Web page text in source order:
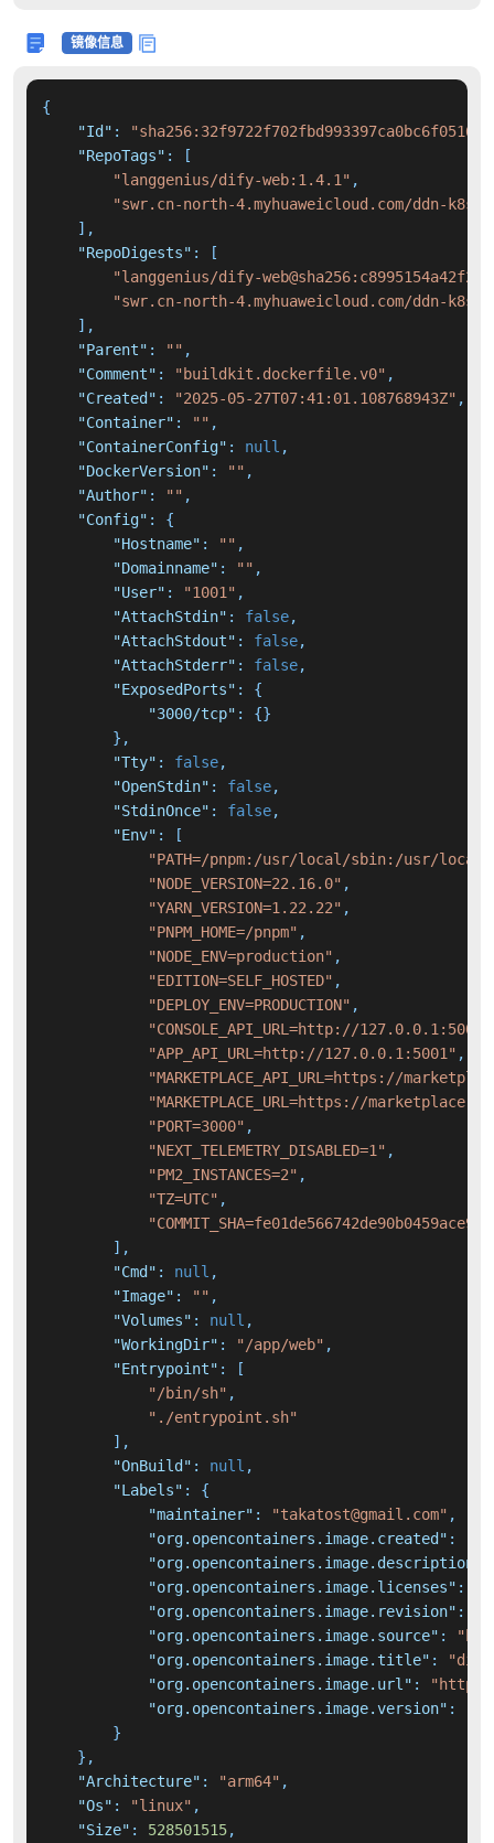
镜像信息
{
"Id" :
"RepoTags" :
[
"langgenius/dify-web:1.4.1" ,
"swr.cn-north-4.myhuaweicloud.com/ddn-
] ,
"RepoDigests" :
[
"langgenius/dify-
"swr.cn-north-4.myhuaweicloud.com/ddn-k8s/
] ,
"Parent" : "" ,
"Comment" : "buildkit.dockerfile.v0" ,
"Created" : "2025-05-27T07:41:01.108768943Z" ,
"Container" : "" ,
"ContainerConfig" : null ,
"DockerVersion" : "" ,
"Author" : "" ,
"Config" :
{
"Hostname" : "" ,
"Domainname" : "" ,
"User" : "1001" ,
"AttachStdin" : false,
"AttachStdout" : false,
"AttachStderr" : false,
"ExposedPorts" :
{
"3000/tcp" : {}
} ,
"Tty" : false,
"OpenStdin" : false,
"StdinOnce" : false,
"Env" :
[
"PATH=/pnpm:/usr/local/sbin:/usr/
"NODE_VERSION=22.16.0" ,
"YARN_VERSION=1.22.22" ,
"PNPM_HOME=/pnpm" ,
"NODE_ENV=production" ,
"EDITION=SELF_HOSTED" ,
"DEPLOY_ENV=PRODUCTION" ,
"CONSOLE_API_URL=http://127.0.0.1:5001"
"APP_API_URL=http://127.0.0.1:5001" ,
"MARKETPLACE_API_URL=https://
"MARKETPLACE_URL=https://
"PORT=3000" ,
"NEXT_TELEMETRY_DISABLED=1" ,
"PM2_INSTANCES=2" ,
"TZ=UTC" ,
] ,
"Cmd" : null ,
"Image" : "" ,
"Volumes" : null ,
"WorkingDir" : "/app/web" ,
"Entrypoint" :
[
"/bin/sh" ,
"./entrypoint.sh"
] ,
"OnBuild" : null ,
"Labels" :
{
"maintainer" : "takatost@gmail.com" ,
"org.opencontainers.image.created" :
"org.opencontainers.image.description"
"org.opencontainers.image.licenses" :
"org.opencontainers.image.revision" :
"org.opencontainers.image.source" :
"org.opencontainers.image.title" :
"org.opencontainers.image.url" :
"org.opencontainers.image.version" :
}
} ,
"Architecture" : "arm64" ,
"Os" : "linux" ,
"Size" : 528501515,